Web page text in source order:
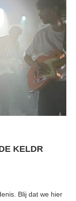
KELDR
Blij dat we hier